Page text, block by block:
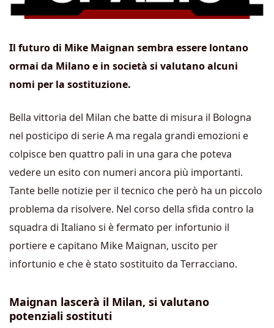
Il futuro di Mike Maignan sembra essere lontano
ormai da Milano e in società si valutano alcuni
nomi per la sostituzione.
Bella vittoria del Milan che batte di misura il Bologna
nel posticipo di serie A ma regala grandi emozioni e
colpisce ben quattro pali in una gara che poteva
vedere un esito con numeri ancora più importanti.
Tante belle notizie per il tecnico che però ha un piccolo
problema da risolvere. Nel corso della sfida contro la
squadra di Italiano si è fermato per infortunio il
portiere e capitano Mike Maignan, uscito per
infortunio e che è stato sostituito da Terracciano.
Maignan lascerà il Milan, si valutano
potenziali sostituti